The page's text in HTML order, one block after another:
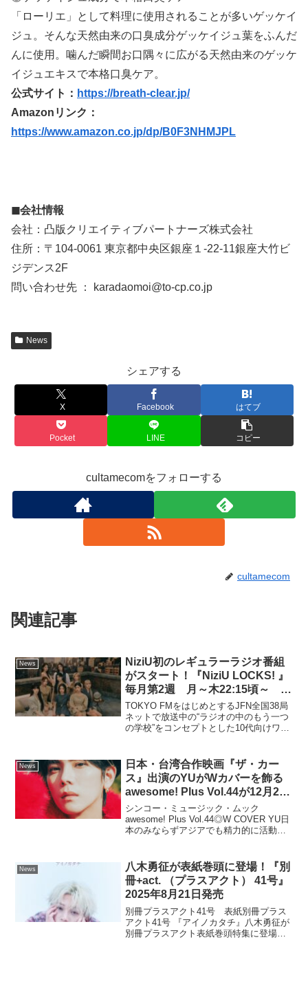
「ローリエ」として料理に使用されることが多いゲッケイ
ジュ。そんな天然由来の口臭成分ゲッケイジュ葉をふんだ
んに使用。噛んだ瞬間お口隅々に広がる天然由来のゲッケ
イジュエキスで本格口臭ケア。
公式サイト： https://breath-clear.jp/
Amazonリンク：
https://www.amazon.co.jp/dp/B0F3NHMJPL
◼︎会社情報
会社：凸版クリエイティブパートナーズ株式会社
住所：〒104-0061 東京都中央区銀座１-22-11銀座大竹ビ
ジデンス2F
問い合わせ先 ： karadaomoi@to-cp.co.jp
News
シェアする
X Facebook はてブ
Pocket LINE コピー
cultamecomをフォローする
cultamecom
関連記事
News
NiziU初のレギュラーラジオ番組
がスタート！『NiziU LOCKS! 』
毎月第2週 月～木22:15頃～
TOKYO FM/JFN38局フルネット
TOKYO FMをはじめとするJFN全国38局
ネットで放送中の“ラジオの中のもう一つ
の学校”をコンセプトとした10代向けワイ
とめる『Niz...
News
日本・台湾合作映画『ザ・カー
ス』出演のYUがWカバーを飾る
awesome! Plus Vol.44が12月22
日に発売！
シンコー・ミュージック・ムック
awesome! Plus Vol.44◎W COVER YU日
本のみならずアジアでも精力的に活動中
「ひとりごと／Your Giv...
News
八木勇征が表紙巻頭に登場！『別
冊+act. （プラスアクト） 41号』
2025年8月21日発売
別冊プラスアクト41号 表紙別冊プラス
アクト41号 『アイノカタチ』八木勇征が
別冊プラスアクト表紙巻頭特集に登場！